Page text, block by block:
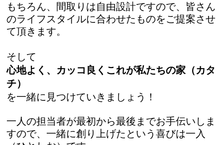
もちろん、間取りは自由設計ですので、皆さん
のライフスタイルに合わせたものをご提案させ
て頂きます。
そして
心地よく、カッコ良くこれが私たちの家（カタ
チ）
を一緒に見つけていきましょう！
一人の担当者が最初から最後までお手伝いしま
すので、一緒に創り上げたという喜びは一入